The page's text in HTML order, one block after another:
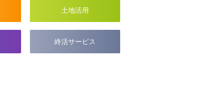
土地活用
終活サービス